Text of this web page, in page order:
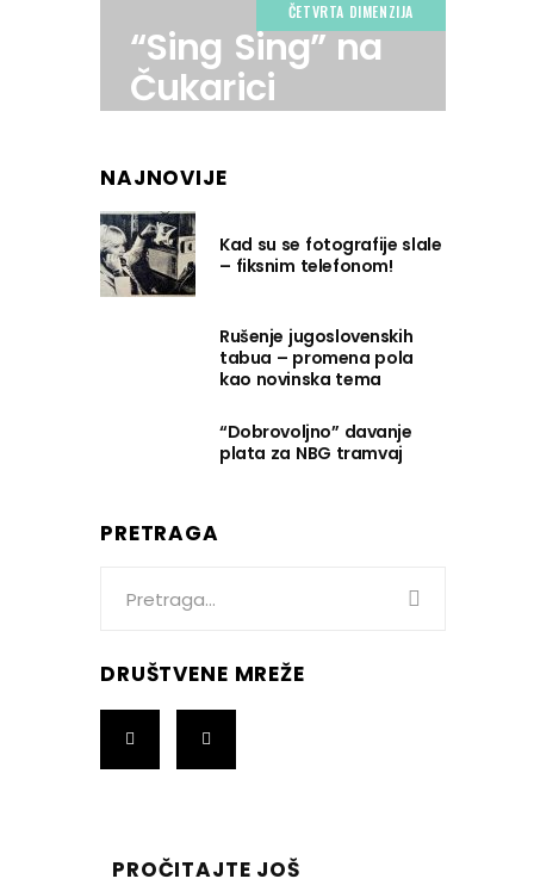
ČETVRTA DIMENZIJA
“Sing Sing” na
Čukarici
NAJNOVIJE
Kad su se fotografije slale
– fiksnim telefonom!
Rušenje jugoslovenskih
tabua – promena pola
kao novinska tema
“Dobrovoljno” davanje
plata za NBG tramvaj
PRETRAGA
DRUŠTVENE MREŽE
PROČITAJTE JOŠ